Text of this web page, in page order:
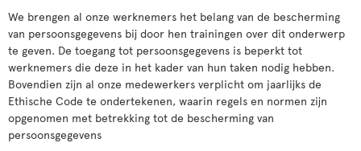
We brengen al onze werknemers het belang van de bescherming
van persoonsgegevens bij door hen trainingen over dit onderwerp
te geven. De toegang tot persoonsgegevens is beperkt tot
werknemers die deze in het kader van hun taken nodig hebben.
Bovendien zijn al onze medewerkers verplicht om jaarlijks de
Ethische Code te ondertekenen, waarin regels en normen zijn
opgenomen met betrekking tot de bescherming van
persoonsgegevens